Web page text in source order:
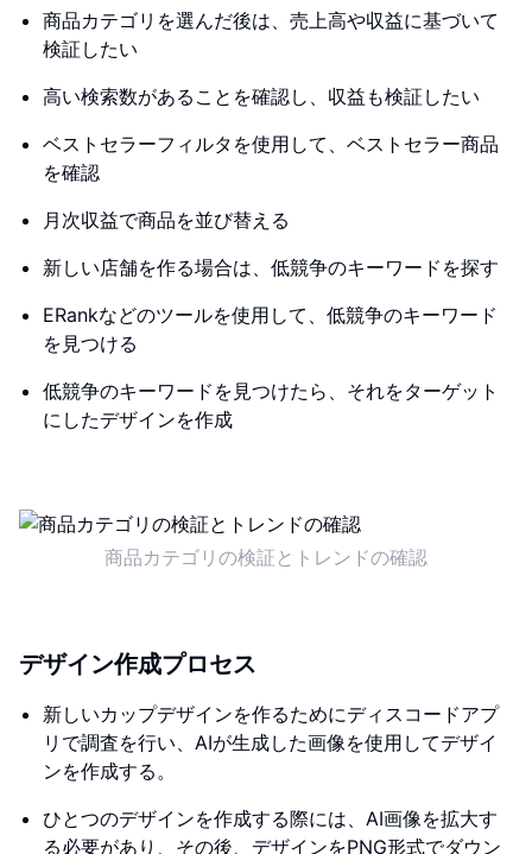
商品カテゴリを選んだ後は、売上高や収益に基づいて
検証したい
高い検索数があることを確認し、収益も検証したい
ベストセラーフィルタを使用して、ベストセラー商品
を確認
月次収益で商品を並び替える
新しい店舗を作る場合は、低競争のキーワードを探す
ERankなどのツールを使用して、低競争のキーワード
を見つける
低競争のキーワードを見つけたら、それをターゲット
にしたデザインを作成
商品カテゴリの検証とトレンドの確認
デザイン作成プロセス
新しいカップデザインを作るためにディスコードアプ
リで調査を行い、AIが生成した画像を使用してデザイ
ンを作成する。
ひとつのデザインを作成する際には、AI画像を拡大す
る必要があり、その後、デザインをPNG形式でダウン